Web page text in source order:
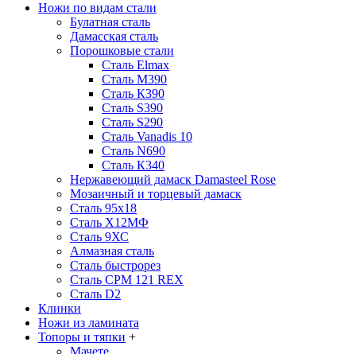
Ножи по видам стали
Булатная сталь
Дамасская сталь
Порошковые стали
Сталь Elmax
Сталь М390
Сталь К390
Сталь S390
Сталь S290
Сталь Vanadis 10
Сталь N690
Сталь К340
Нержавеющий дамаск Damasteel Rose
Мозаичный и торцевый дамаск
Сталь 95х18
Сталь Х12МФ
Сталь 9ХС
Алмазная сталь
Сталь быстрорез
Сталь CPM 121 REX
Сталь D2
Клинки
Ножи из ламината
Топоры и тяпки +